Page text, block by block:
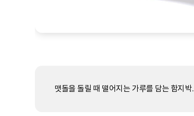
맷돌을 돌릴 때 떨어지는 가루를 담는 함지박.